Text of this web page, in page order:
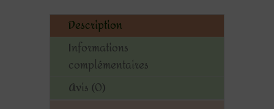
Description
Informations
complémentaires
Avis (0)